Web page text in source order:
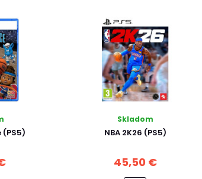
(PS5)
Skladom
NBA 2K26 (PS5)
45,50 €